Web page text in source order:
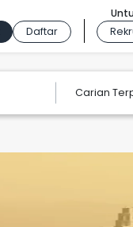
Daftar
Carian